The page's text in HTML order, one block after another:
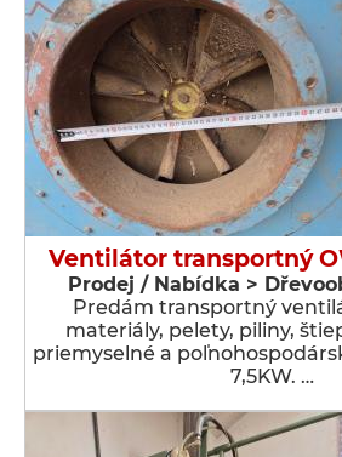
Ventilátor transportný
Prodej / Nabídka >
Predám transportný
materiály, pelety, piliny,
priemyselné a
7,5KW. …